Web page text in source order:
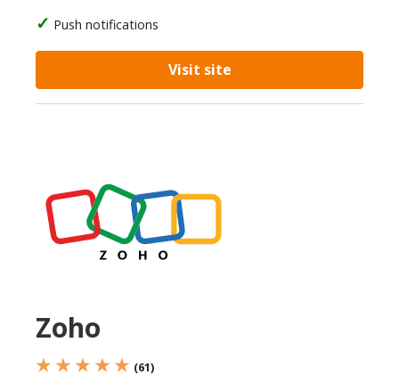
Push notifications
Visit site
Zoho
★ ★ ★ ★ ★ (61)